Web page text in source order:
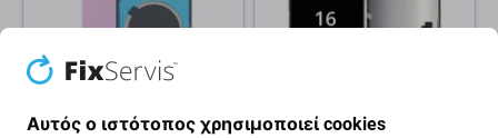
Αυτός ο ιστότοπος χρησιμοποιεί cookies